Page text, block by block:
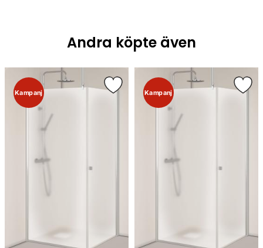
Andra köpte även
Kampanj Kampanj